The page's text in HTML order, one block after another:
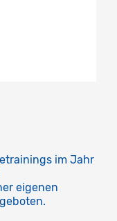
im Jahr
eigenen